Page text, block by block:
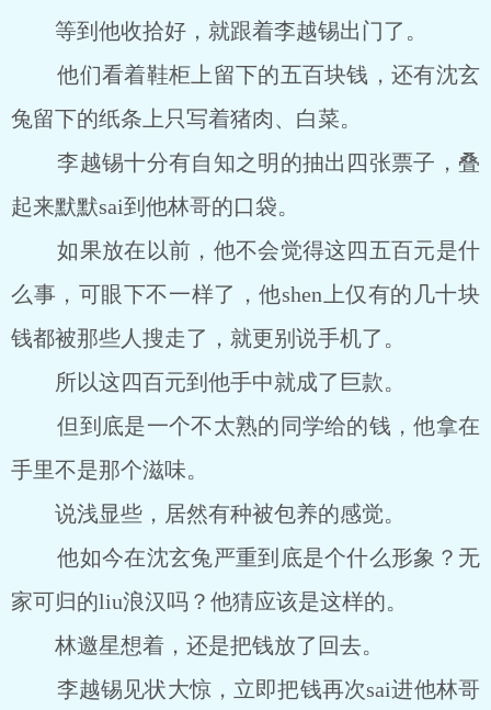
等到他收拾好，就跟着李越锡出门了。
他们看着鞋柜上留下的五百块钱，还有沈玄
兔留下的纸条上只写着猪肉、白菜。
李越锡十分有自知之明的抽出四张票子，叠
起来默默sai到他林哥的口袋。
如果放在以前，他不会觉得这四五百元是什
么事，可眼下不一样了，他shen上仅有的几十块
钱都被那些人搜走了，就更别说手机了。
所以这四百元到他手中就成了巨款。
但到底是一个不太熟的同学给的钱，他拿在
手里不是那个滋味。
说浅显些，居然有种被包养的感觉。
他如今在沈玄兔严重到底是个什么形象？无
家可归的liu浪汉吗？他猜应该是这样的。
林邀星想着，还是把钱放了回去。
李越锡见状大惊，立即把钱再次sai进他林哥